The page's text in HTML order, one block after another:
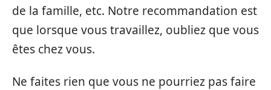
de la famille, etc. Notre recommandation est
que lorsque vous travaillez, oubliez que vous
êtes chez vous.
Ne faites rien que vous ne pourriez pas faire